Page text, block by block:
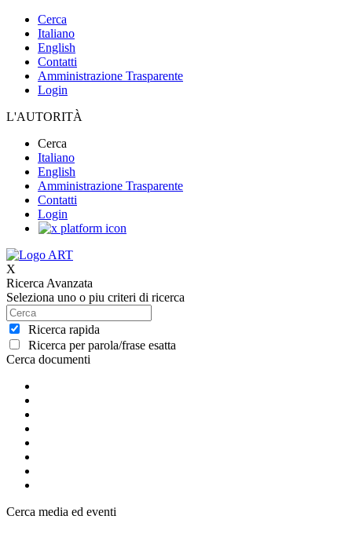
Cerca
Italiano
English
Contatti
Amministrazione Trasparente
Login
L'AUTORITÀ
Cerca
Italiano
English
Amministrazione Trasparente
Contatti
Login
X
Ricerca Avanzata
Seleziona uno o piu criteri di ricerca
Ricerca rapida
Ricerca per parola/frase esatta
Cerca documenti
Cerca media ed eventi